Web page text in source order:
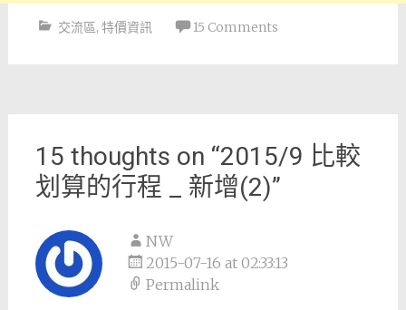
交流區, 特價資訊 15 Comments
navigation
15 thoughts on “2015/9 比較
划算的行程 _ 新增(2)”
NW
2015-07-16 at 02:33:13
Permalink